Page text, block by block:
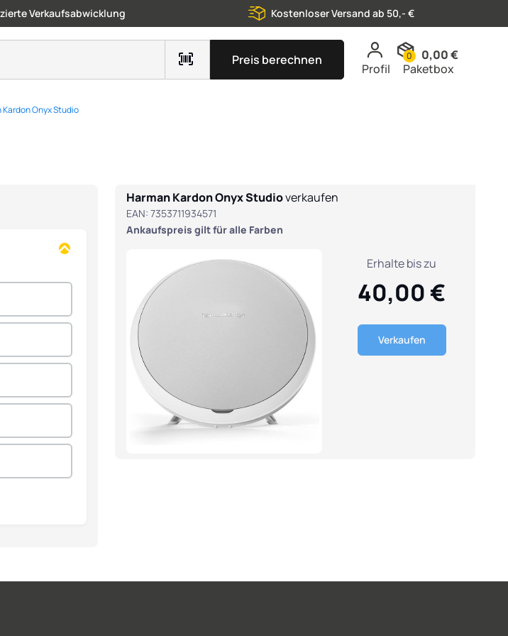
Verkaufsabwicklung Kostenloser Versand ab 50,- €
Preis berechnen
Profil
0
0,00 €
Paketbox
Kardon Onyx Studio
Harman Kardon Onyx Studioverkaufen
EAN: 7353711934571
Ankaufspreis gilt für alle Farben
Erhalte bis zu
40,00 €
Verkaufen